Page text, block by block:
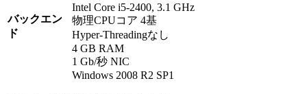
バックエン
ド
Intel Core i5-2400, 3.1 GHz
物理CPUコア 4基
Hyper-Threadingなし
4 GB RAM
1 Gb/秒 NIC
Windows 2008 R2 SP1